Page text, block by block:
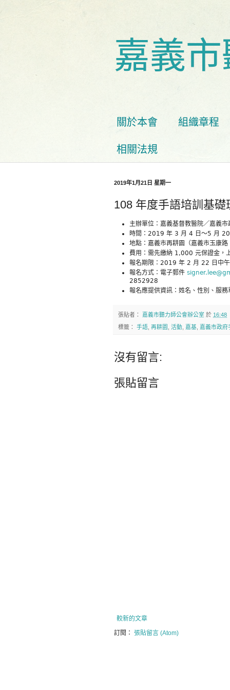
嘉義
關於本會 組織章程
相關法規
2019年1月21日 星期一
108 年度手語培訓基礎
主辦單位：嘉義基督教醫院／嘉義
時間：2019 年 3 月 4 日～5 月
地點：嘉義市再耕園（嘉義市玉康
費用：需先繳納 1,000 元保證金，
報名期限：2019 年 2 月 22 日中
報名方式：電子郵件
2852928
報名應提供資訊：姓名、性別、服
張貼者： 嘉義市聽力師公會辦公室 於 16:48
標籤： 手語 再耕園 活動 嘉基 嘉義市政府
沒有留言:
張貼留言
較新的文章
訂閱： 張貼留言 (Atom)